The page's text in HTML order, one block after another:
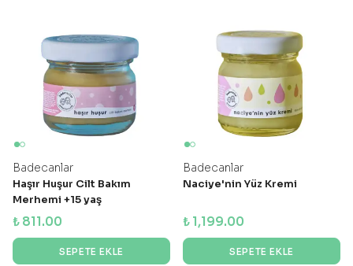
Badecanlar
Haşır Huşur Cilt Bakım
Merhemi +15 yaş
₺ 811.00
SEPETE EKLE
Badecanlar
Naciye'nin Yüz Kremi
₺ 1,199.00
SEPETE EKLE